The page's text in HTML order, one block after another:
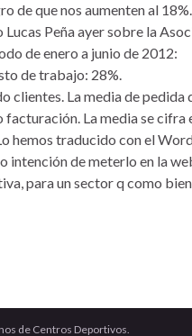
de que nos aumenten al 18%.
Peña ayer sobre la
de enero a junio de 2012:
de trabajo: 28%.
La media de pedida
La media se cifra
hemos traducido con el
intención de meterlo en la
para un sector q como
de Centros Deportivos.